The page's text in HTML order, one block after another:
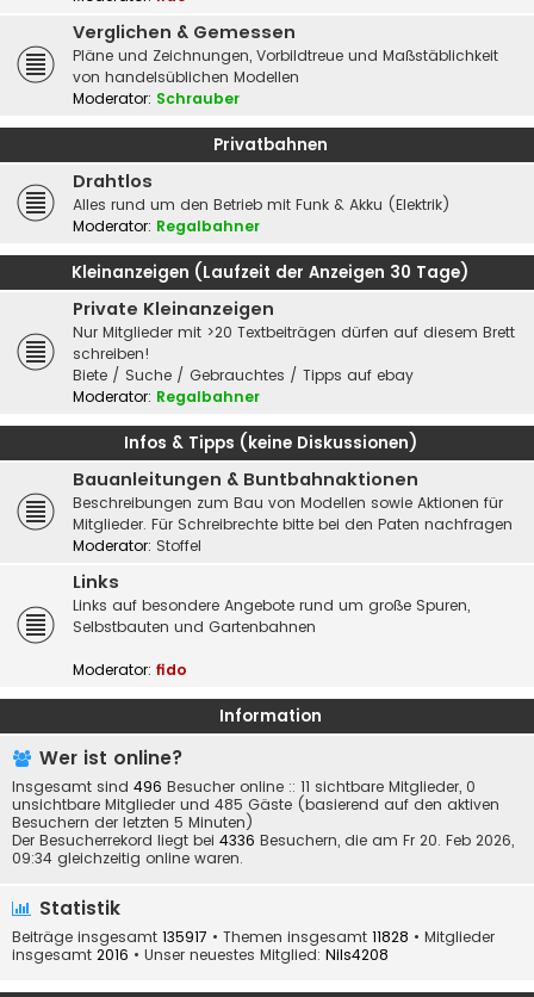
Verglichen & Gemessen
Pläne und Zeichnungen, Vorbildtreue und Maßstäblichkeit
von handelsüblichen Modellen
Moderator: Schrauber
Privatbahnen
Drahtlos
Alles rund um den Betrieb mit Funk & Akku (Elektrik)
Moderator: Regalbahner
Kleinanzeigen (Laufzeit der Anzeigen 30 Tage)
Private Kleinanzeigen
Nur Mitglieder mit >20 Textbeiträgen dürfen auf diesem Brett
schreiben!
Biete / Suche / Gebrauchtes / Tipps auf ebay
Moderator: Regalbahner
Infos & Tipps (keine Diskussionen)
Bauanleitungen & Buntbahnaktionen
Beschreibungen zum Bau von Modellen sowie Aktionen für
Mitglieder. Für Schreibrechte bitte bei den Paten nachfragen
Moderator: Stoffel
Links
Links auf besondere Angebote rund um große Spuren,
Selbstbauten und Gartenbahnen
Moderator: fido
Information
Wer ist online?
Insgesamt sind 496 Besucher online :: 11 sichtbare Mitglieder, 0
unsichtbare Mitglieder und 485 Gäste (basierend auf den aktiven
Besuchern der letzten 5 Minuten)
Der Besucherrekord liegt bei 4336 Besuchern, die am Fr 20. Feb 2026,
09:34 gleichzeitig online waren.
Statistik
Beiträge insgesamt 135917 • Themen insgesamt 11828 • Mitglieder
insgesamt 2016 • Unser neuestes Mitglied: Nils4208